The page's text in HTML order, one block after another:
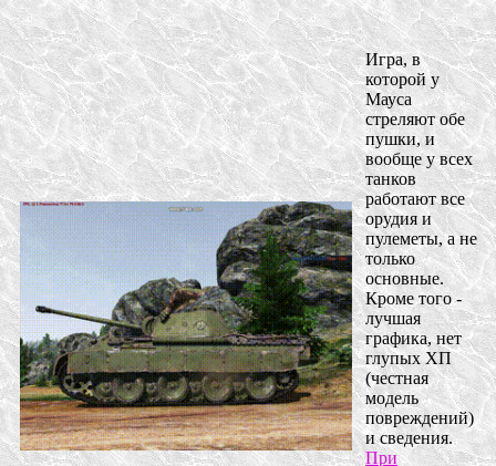
Игра, в
которой у
Мауса
стреляют обе
пушки, и
вообще у всех
танков
работают все
орудия и
пулеметы, а не
только
основные.
Кроме того -
лучшая
графика, нет
глупых ХП
(честная
модель
повреждений)
и сведения.
При